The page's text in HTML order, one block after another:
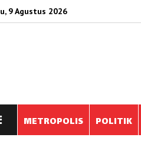
9 Agustus 2026
METROPOLIS POLITIK